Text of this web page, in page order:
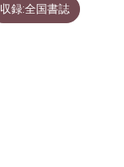
収録:全国書誌